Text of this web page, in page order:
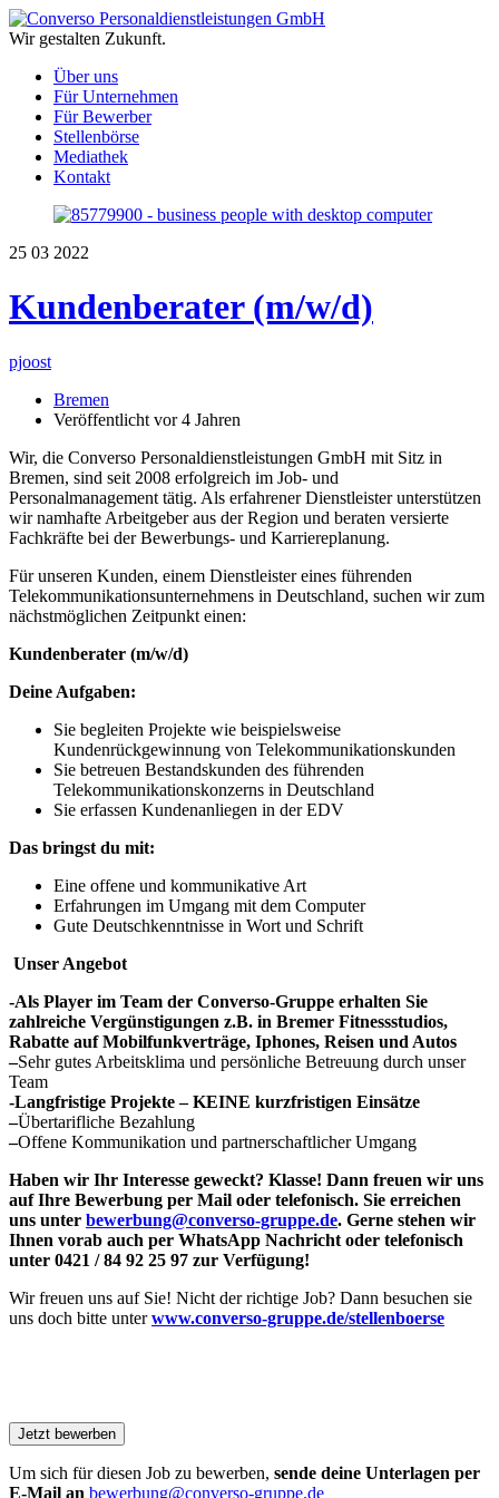
Wir gestalten Zukunft.
Über uns
Für Unternehmen
Für Bewerber
Stellenbörse
Mediathek
Kontakt
25 03 2022
Kundenberater (m/w/d)
pjoost
Bremen
Veröffentlicht vor 4 Jahren
Wir, die Converso Personaldienstleistungen GmbH mit Sitz in
Bremen, sind seit 2008 erfolgreich im Job- und
Personalmanagement tätig. Als erfahrener Dienstleister unterstützen
wir namhafte Arbeitgeber aus der Region und beraten versierte
Fachkräfte bei der Bewerbungs- und Karriereplanung.
Für unseren Kunden, einem Dienstleister eines führenden
Telekommunikationsunternehmens in Deutschland, suchen wir zum
nächstmöglichen Zeitpunkt einen:
Kundenberater (m/w/d)
Deine Aufgaben:
Sie begleiten Projekte wie beispielsweise
Kundenrückgewinnung von Telekommunikationskunden
Sie betreuen Bestandskunden des führenden
Telekommunikationskonzerns in Deutschland
Sie erfassen Kundenanliegen in der EDV
Das bringst du mit:
Eine offene und kommunikative Art
Erfahrungen im Umgang mit dem Computer
Gute Deutschkenntnisse in Wort und Schrift
Unser Angebot
-Als Player im Team der Converso-Gruppe erhalten Sie
zahlreiche Vergünstigungen z.B. in Bremer Fitnessstudios,
Rabatte auf Mobilfunkverträge, Iphones, Reisen und Autos
–Sehr gutes Arbeitsklima und persönliche Betreuung durch unser
Team
-Langfristige Projekte – KEINE kurzfristigen Einsätze
–Übertarifliche Bezahlung
–Offene Kommunikation und partnerschaftlicher Umgang
Haben wir Ihr Interesse geweckt? Klasse! Dann freuen wir uns
auf Ihre Bewerbung per Mail oder telefonisch. Sie erreichen
uns unter bewerbung@converso-gruppe.de. Gerne stehen wir
Ihnen vorab auch per WhatsApp Nachricht oder telefonisch
unter 0421 / 84 92 25 97 zur Verfügung!
Wir freuen uns auf Sie! Nicht der richtige Job? Dann besuchen sie
uns doch bitte unterwww.converso-gruppe.de/stellenboerse
Um sich für diesen Job zu bewerben, sende deine Unterlagen per
E-Mail an bewerbung@converso-gruppe.de